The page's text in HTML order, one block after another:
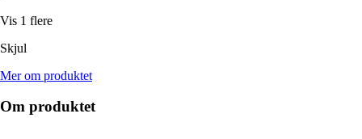
Vis 1 flere
Skjul
Mer om produktet
Om produktet